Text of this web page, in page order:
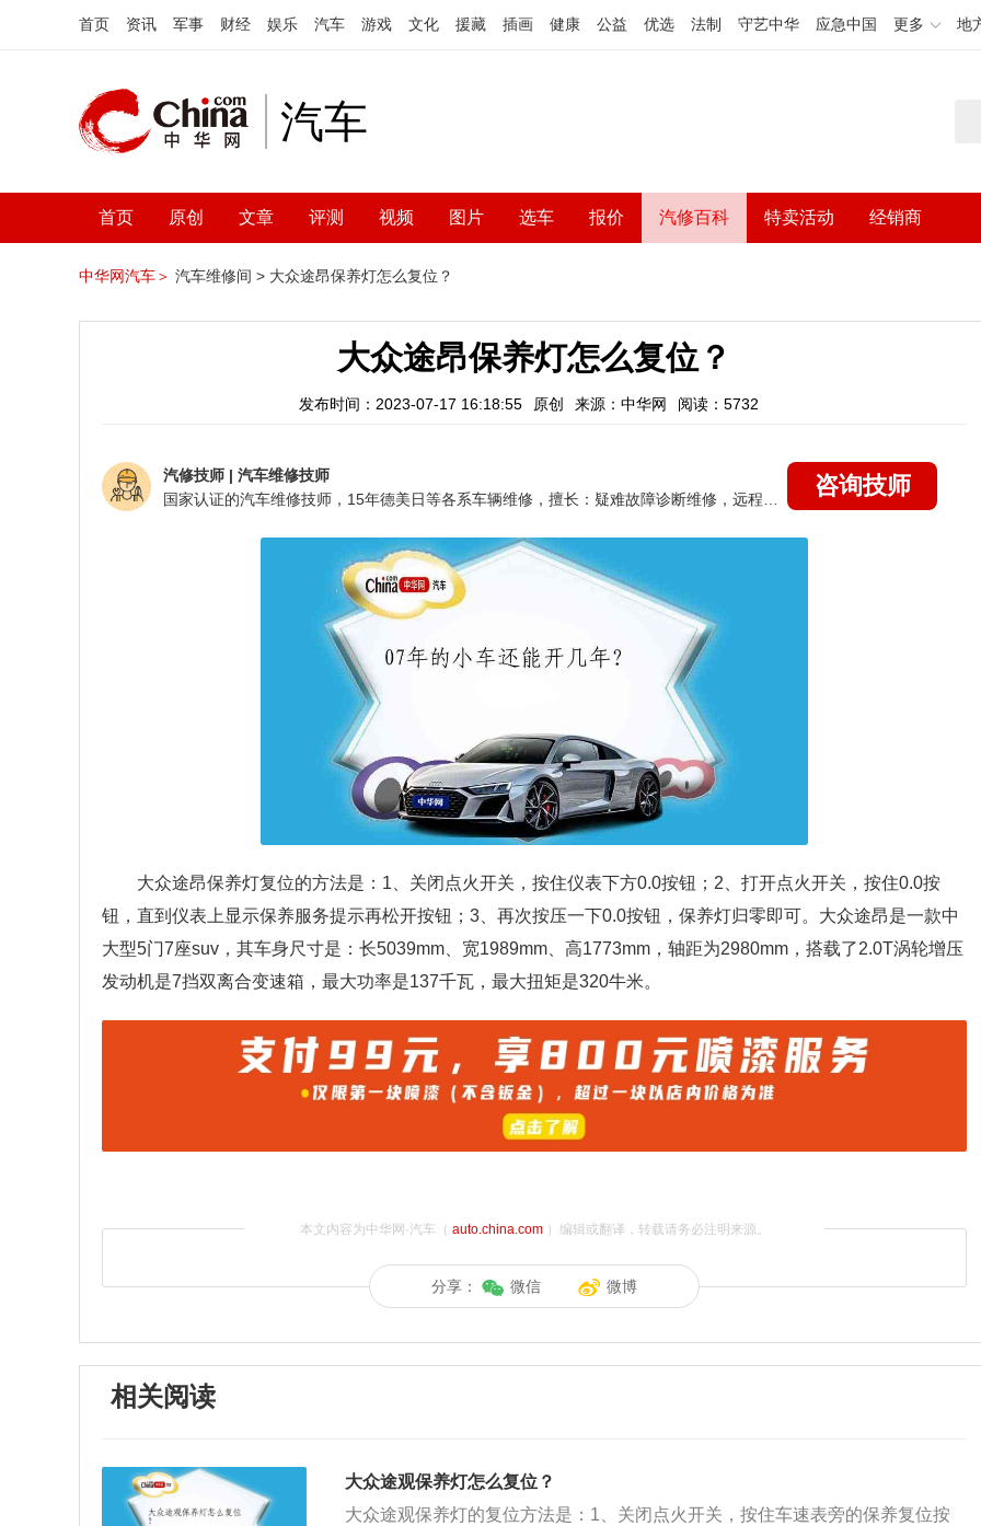
首页 资讯 军事 财经 娱乐 汽车 游戏 文化 援藏 插画 健康 公益 优选 法制 守艺中华 应急中国 更多 地
汽车
首页 原创 文章 评测 视频 图片 选车 报价 汽修百科 特卖活动 经销商
中华网汽车＞ 汽车维修间 > 大众途昂保养灯怎么复位？
大众途昂保养灯怎么复位？
发布时间：2023-07-17 16:18:55 原创 来源：中华网 阅读：5732
汽修技师 | 汽车维修技师
咨询技师
大众途昂保养灯复位的方法是：1、关闭点火开关，按住仪表下方0.0按钮；2、打开点火开关，按住0.0按
钮，直到仪表上显示保养服务提示再松开按钮；3、再次按压一下0.0按钮，保养灯归零即可。大众途昂是一款中
大型5门7座suv，其车身尺寸是：长5039mm、宽1989mm、高1773mm，轴距为2980mm，搭载了2.0T涡轮增压
发动机是7挡双离合变速箱，最大功率是137千瓦，最大扭矩是320牛米。
本文内容为中华网·汽车（ auto.china.com）编辑或翻译，转载请务必注明来源。
分享： 微信 微博
相关阅读
大众途观保养灯怎么复位？
大众途观保养灯的复位方法是：1、关闭点火开关，按住车速表旁的保养复位按